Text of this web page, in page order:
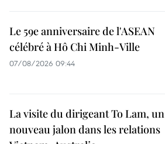
Le 59e anniversaire de l'ASEAN
célébré à Hô Chi Minh-Ville
07/08/2026 09:44
La visite du dirigeant To Lam, un
nouveau jalon dans les relations